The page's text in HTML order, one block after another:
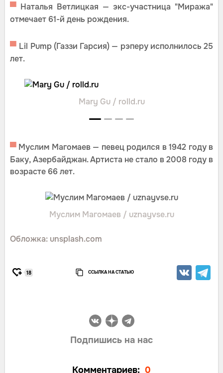
▀ Наталья Ветлицкая — экс-участница "Миража"
отмечает 61-й день рождения.
▀ Lil Pump (Газзи Гарсия) — рэперу исполнилось 25
лет.
Mary Gu / rolld.ru
▀ Муслим Магомаев — певец родился в 1942 году в
Баку, Азербайджан. Артиста не стало в 2008 году в
возрасте 66 лет.
Муслим Магомаев / uznayvse.ru
Обложка: unsplash.com
18 ССЫЛКА НА СТАТЬЮ
Подпишись на нас
Комментариев: 0